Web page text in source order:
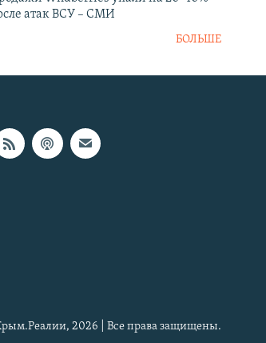
атак ВСУ – СМИ
БОЛЬШЕ
2026 | Все права защищены.